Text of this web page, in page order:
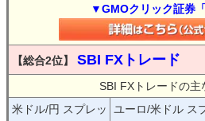
▼GMOクリック証券
【総合2位】 SBI FXトレード
SBI FXトレードの主
米ドル/円 スプレッ
ユーロ/米ドル ス